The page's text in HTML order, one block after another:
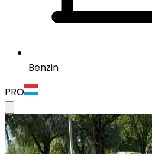
Benzin
PRO